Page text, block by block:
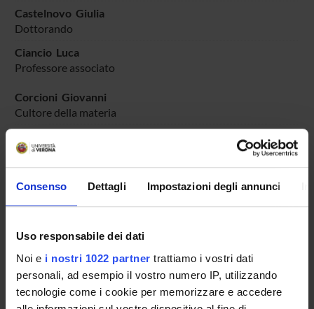
Consenso Dettagli Impostazioni degli annunci
Uso responsabile dei dati
Noi e i nostri 1022 partner trattiamo i vostri dati
personali, ad esempio il vostro numero IP, utilizzando
tecnologie come i cookie per memorizzare e accedere
Castelnovo Giulia
Dottorando
Ciancio Luca
Professore associato
Corcioni Giovanni
Cultore della materia
Professore associato
Professore associato
Professore associato
Romagnani Gian Paolo
Professore ordinario
Rossi Mariaclara